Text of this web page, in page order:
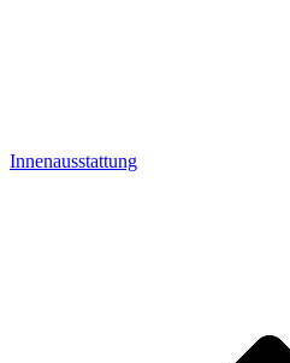
Innenausstattung